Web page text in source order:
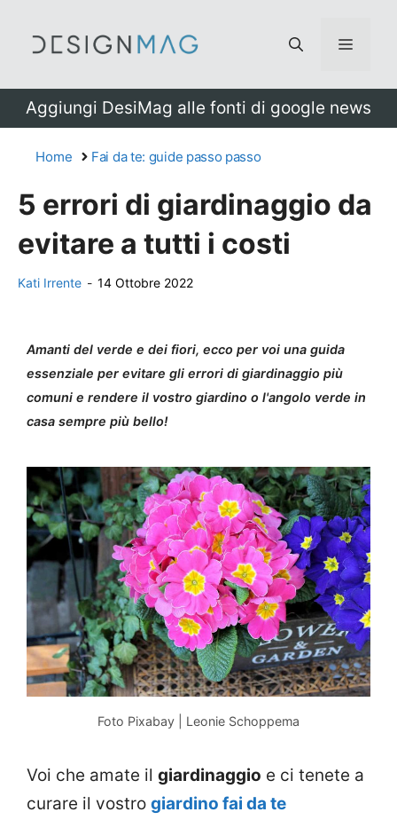
Menu
Aggiungi DesiMag alle fonti di google news
Home Fai da te: guide passo passo
5 errori di giardinaggio da
evitare a tutti i costi
Kati Irrente - 14 Ottobre 2022
Amanti del verde e dei fiori, ecco per voi una guida
essenziale per evitare gli errori di giardinaggio più
comuni e rendere il vostro giardino o l'angolo verde in
casa sempre più bello!
Foto Pixabay | Leonie Schoppema
Voi che amate il giardinaggio e ci tenete a
curare il vostro giardino fai da te